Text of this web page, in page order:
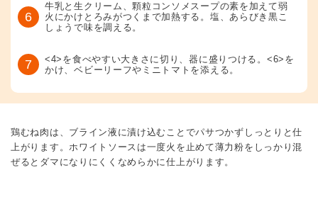
6
牛乳と生クリーム、顆粒コンソメスープの素を加えて弱
火にかけとろみがつくまで加熱する。塩、あらびき黒こ
しょうで味を調える。
7
<4>を食べやすい大きさに切り、器に盛りつける。<6>を
かけ、ベビーリーフやミニトマトを添える。
鶏むね肉は、ブライン液に漬け込むことでパサつかずしっとりと仕
上がります。ホワイトソースは一度火を止めて薄力粉をしっかり混
ぜるとダマになりにくくなめらかに仕上がります。